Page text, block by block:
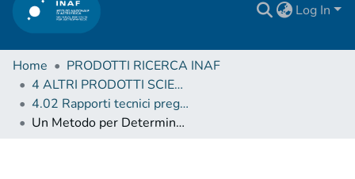
Log In
Home
PRODOTTI RICERCA INAF
4 ALTRI PRODOTTI SCIENTIFICI (Other scientific products)
4.02 Rapporti tecnici pregressi
Un Metodo per Determinare i Parametri Caratteristici di una Distribuzione di Brillanze